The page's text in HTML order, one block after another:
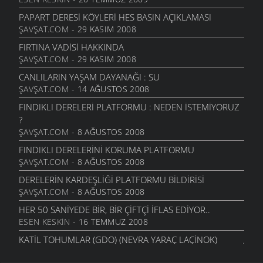
PAPART DERESI KÖYLERI HES BASIN AÇIKLAMASI
ŞAVŞAT.COM - 29 KASIM 2008
FIRTINA VADISI HAKKINDA
ŞAVŞAT.COM - 29 KASIM 2008
CANLILARIN YAŞAM DAYANAĞI : SU
ŞAVŞAT.COM - 14 AĞUSTOS 2008
FINDIKLI DERELERI PLATFORMU : NEDEN İSTEMIYORUZ
?
ŞAVŞAT.COM - 8 AĞUSTOS 2008
FINDIKLI DERELERINI KORUMA PLATFORMU
ŞAVŞAT.COM - 8 AĞUSTOS 2008
DERELERIN KARDEŞLIĞI PLATFORMU BILDIRISI
ŞAVŞAT.COM - 8 AĞUSTOS 2008
HER 50 SANIYEDE BIR, BIR ÇIFTÇI İFLAS EDIYOR..
ESEN KESKIN - 16 TEMMUZ 2008
KATIL TOHUMLAR (GDO) (NEVRA YARAÇ LAÇİNOK)